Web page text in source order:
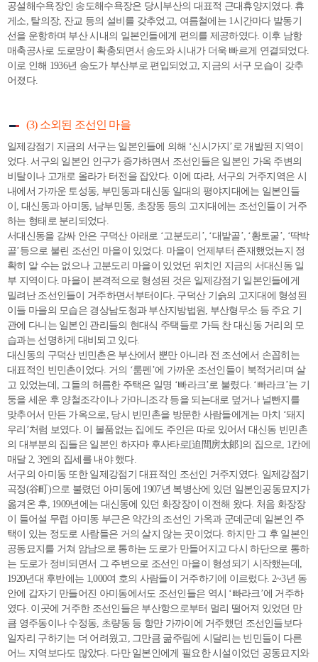
공설해수욕장인 송도해수욕장은 당시부산의 대표적 근대휴양지였다. 휴
게소, 탈의장, 잔교 등의 설비를 갖추었고, 여름철에는 1시간마다 발동기
선을 운항하며 부산 시내의 일본인들에게 편의를 제공하였다. 이후 남항
매축공사로 도로망이 확충되면서 송도와 시내가 더욱 빠르게 연결되었다.
이로 인해 1936년 송도가 부산부로 편입되었고, 지금의 서구 모습이 갖추
어졌다.
(3) 소외된 조선인 마을
일제강점기 지금의 서구는 일본인들에 의해 ‘신시가지’로 개발된 지역이
었다. 서구의 일본인 인구가 증가하면서 조선인들은 일본인 가옥 주변의
비탈이나 고개로 올라가 터전을 잡았다. 이에 따라, 서구의 거주지역은 시
내에서 가까운 토성동, 부민동과 대신동 일대의 평야지대에는 일본인들
이, 대신동과 아미동, 남부민동, 초장동 등의 고지대에는 조선인들이 거주
하는 형태로 분리되었다.
서대신동을 감싸 안은 구덕산 아래로 ‘고분도리’, ‘대밭골’, ‘황토굴’, ‘딱박
골’등으로 불린 조선인 마을이 있었다. 마을이 언제부터 존재했었는지 정
확히 알 수는 없으나 고분도리 마을이 있었던 위치인 지금의 서대신동 일
부 지역이다. 마을이 본격적으로 형성된 것은 일제강점기 일본인들에게
밀려난 조선인들이 거주하면서부터이다. 구덕산 기슭의 고지대에 형성된
이들 마을의 모습은 경상남도청과 부산지방법원, 부산형무소 등 주요 기
관에 다니는 일본인 관리들의 현대식 주택들로 가득 찬 대신동 거리의 모
습과는 선명하게 대비되고 있다.
대신동의 구덕산 빈민촌은 부산에서 뿐만 아니라 전 조선에서 손꼽히는
대표적인 빈민촌이었다. 거의 ‘룸펜’에 가까운 조선인들이 북적거리며 살
고 있었는데, 그들의 허름한 주택은 일명 ‘빠라크’로 불렸다. ‘빠라크’는 기
둥을 세운 후 양철조각이나 가마니조각 등을 되는대로 덮거나 널빤지를
맞추어서 만든 가옥으로, 당시 빈민촌을 방문한 사람들에게는 마치 ‘돼지
우리’처럼 보였다. 이 볼품없는 집에도 주인은 따로 있어서 대신동 빈민촌
의 대부분의 집들은 일본인 하자마 후사타로[迫間房太郞]의 집으로, 1칸에
매달 2, 3엔의 집세를 내야 했다.
서구의 아미동 또한 일제강점기 대표적인 조선인 거주지였다. 일제강점기
곡정(谷町)으로 불렸던 아미동에 1907년 복병산에 있던 일본인공동묘지가
옮겨온 후, 1909년에는 대신동에 있던 화장장이 이전해 왔다. 처음 화장장
이 들어설 무렵 아미동 부근은 약간의 조선인 가옥과 군데군데 일본인 주
택이 있는 정도로 사람들은 거의 살지 않는 곳이었다. 하지만 그 후 일본인
공동묘지를 거쳐 암남으로 통하는 도로가 만들어지고 다시 하단으로 통하
는 도로가 정비되면서 그 주변으로 조선인 마을이 형성되기 시작했는데,
1920년대 후반에는 1,000여 호의 사람들이 거주하기에 이르렀다. 2~3년 동
안에 갑자기 만들어진 아미동에서도 조선인들은 역시 ‘빠라크’에 거주하
였다. 이곳에 거주한 조선인들은 부산항으로부터 멀리 떨어져 있었던 만
큼 영주동이나 수정동, 초량동 등 항만 가까이에 거주했던 조선인들보다
일자리 구하기는 더 어려웠고, 그만큼 굶주림에 시달리는 빈민들이 다른
어느 지역보다도 많았다. 다만 일본인에게 필요한 시설이었던 공동묘지와